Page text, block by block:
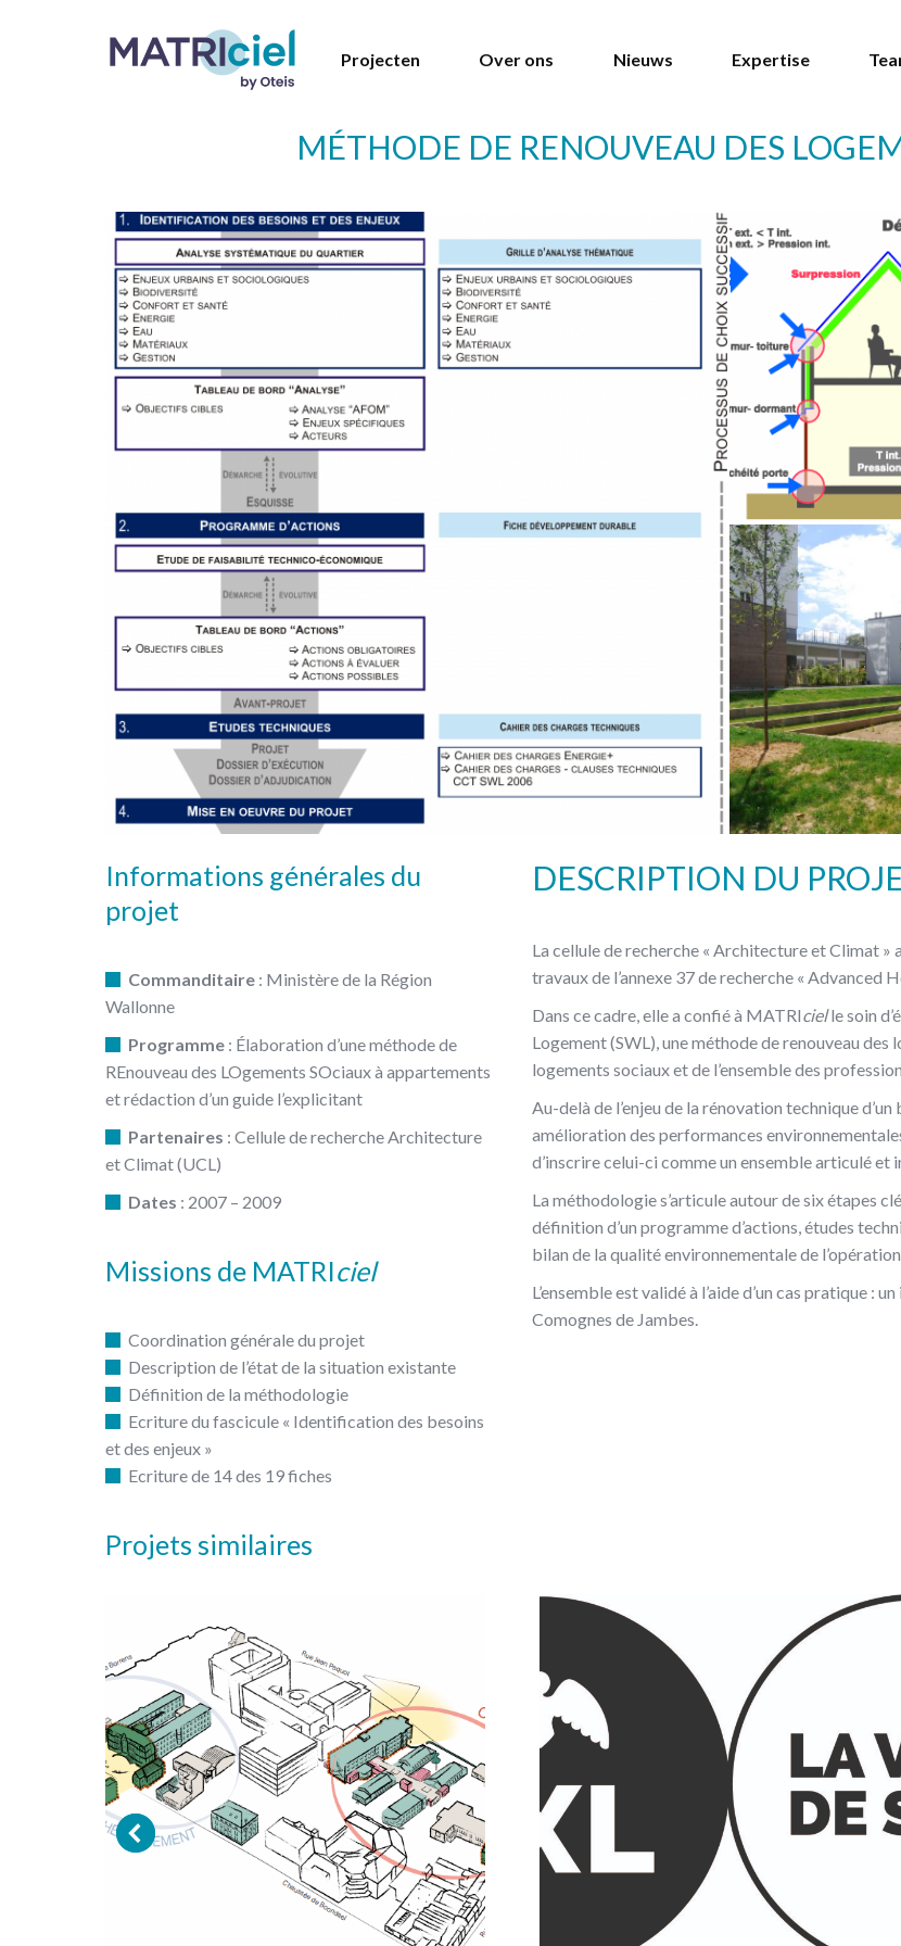
Projecten Over ons Nieuws Expertise
MÉTHODE DE RENOUVEAU DES
Informations générales du
projet
Commanditaire : Ministère de la Région
Wallonne
Programme : Élaboration d’une méthode de
REnouveau des LOgements SOciaux à appartements
et rédaction d’un guide l’explicitant
Partenaires : Cellule de recherche Architecture
et Climat (UCL)
Dates : 2007 – 2009
Missions de MATRIciel
Coordination générale du projet
Description de l’état de la situation existante
Définition de la méthodologie
Ecriture du fascicule « Identification des besoins
et des enjeux »
Ecriture de 14 des 19 fiches
DESCRIPTION DU
La cellule de recherche « Architecture et Climat »
travaux de l’annexe 37 de recherche « Advanced
Dans ce cadre, elle a confié à MATRIcielle soin
Logement (SWL), une méthode de renouveau
logements sociaux et de l’ensemble des
Au-delà de l’enjeu de la rénovation technique
amélioration des performances
d’inscrire celui-ci comme un ensemble articulé et
La méthodologie s’articule autour de six étapes
définition d’un programme d’actions, études
bilan de la qualité environnementale de
L’ensemble est validé à l’aide d’un cas pratique :
Comognes de Jambes.
Projets similaires